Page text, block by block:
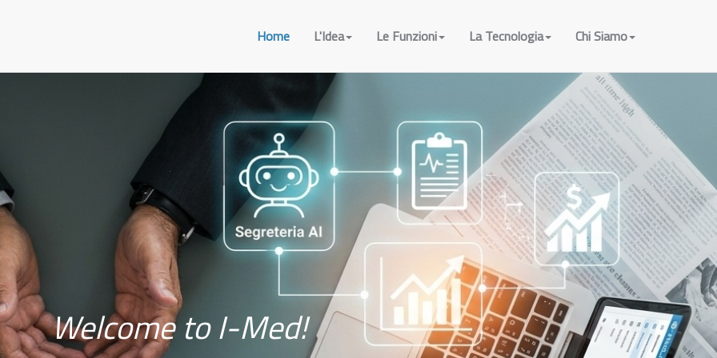
gestionale per odontoiatri, GESTIONALE per ODONTOIATRI, SOFTWARE per DENTISTI, software per odontoiatri, SOFTWARE per ODONTOIATRI,
finanziaria, odontoiatri, gestione studio dentistico, gestire laboratorio odontotecnico, Conservazione sostitutiva, Fatturazione elettronica, FE,
conservazione digitale, conservazione a norma, gestionale studio medico, gestionale dentista, programma per studio odontoiatrico,
odontoiatrico, software per clinica polispecialistica, gestione studio odontoiatrico, gestione clinica polispecialistica, programma per studio
per studio odontoiatrico, software per clinica polispecialistica
Home L'Idea Le Funzioni La Tecnologia Chi Siamo
Welcome to I-Med!